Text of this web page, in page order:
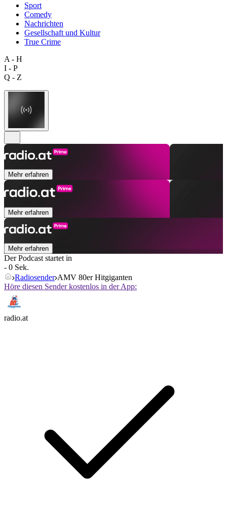
Sport
Comedy
Nachrichten
Gesellschaft und Kultur
True Crime
A - H
I - P
Q - Z
Mehr erfahren
Mehr erfahren
Mehr erfahren
Der Podcast startet in
- 0 Sek.
Radiosender AMV 80er Hitgiganten
Höre diesen Sender kostenlos in der App:
radio.at